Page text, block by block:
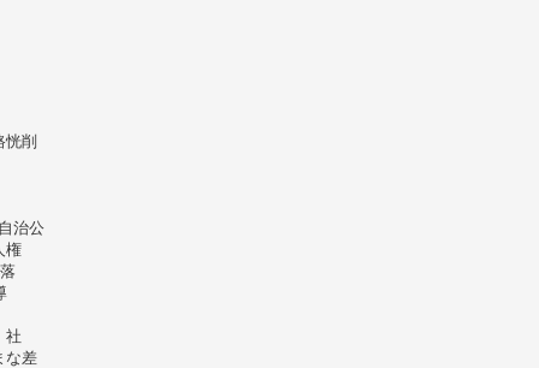
恍削
治公
権
社
な差